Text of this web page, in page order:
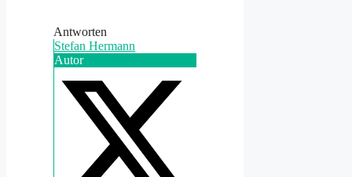
Antworten
Stefan Hermann
Autor